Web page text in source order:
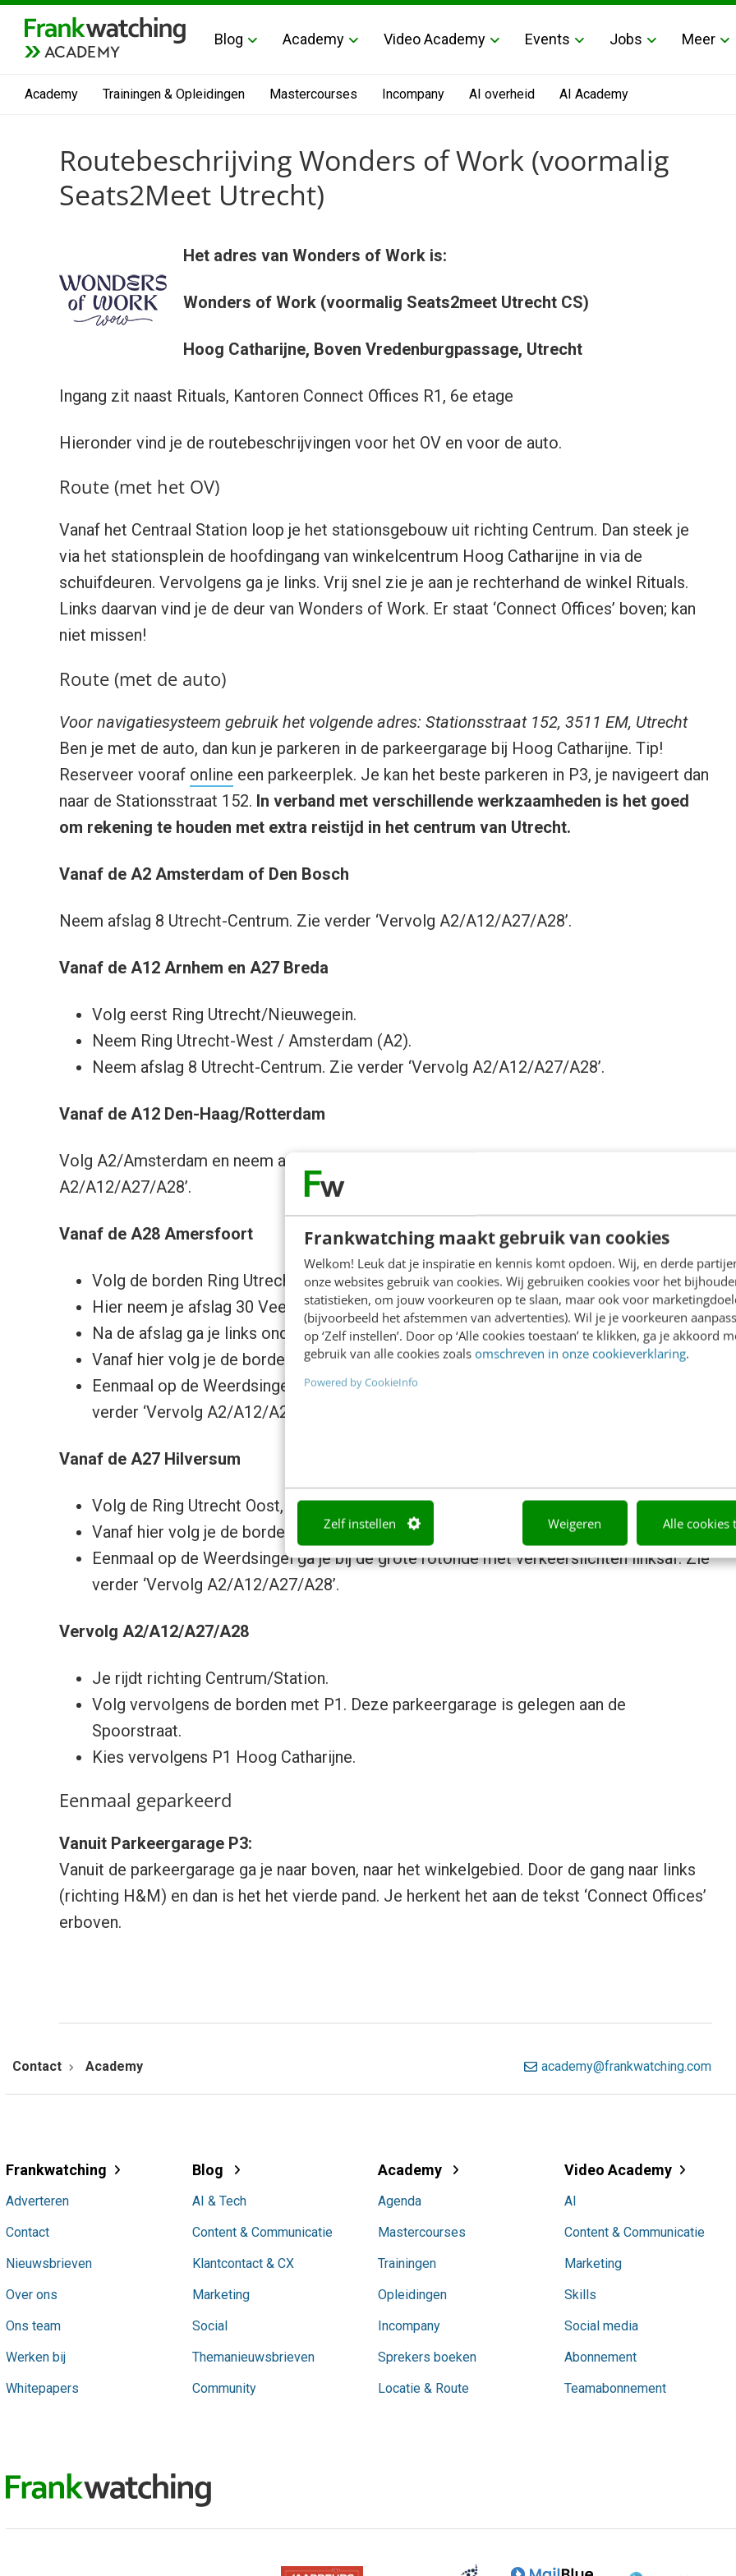
Frankwatching maakt gebruik van cookies
Welkom! Leuk dat je inspiratie en kennis komt opdoen. Wij, en derde
onze websites gebruik van cookies. Wij gebruiken cookies voor het
statistieken, om jouw voorkeuren op te slaan, maar ook voor
(bijvoorbeeld het afstemmen van advertenties). Wil je je voorkeuren
op ‘Zelf instellen’. Door op ‘Alle cookies toestaan’ te klikken, ga je akkoord
gebruik van alle cookies zoals omschreven in onze cookieverklaring.
Powered by CookieInfo
Zelf instellen Weigeren Alle cookies
ACADEMY
Blog Academy Video Academy Events Jobs Meer
Academy Trainingen & Opleidingen Mastercourses Incompany AI overheid AI Academy
Routebeschrijving Wonders of Work (voormalig
Seats2Meet Utrecht)
Het adres van Wonders of Work is:
Wonders of Work (voormalig Seats2meet Utrecht CS)
Hoog Catharijne, Boven Vredenburgpassage, Utrecht
Ingang zit naast Rituals, Kantoren Connect Offices R1, 6e etage
Hieronder vind je de routebeschrijvingen voor het OV en voor de auto.
Route (met het OV)
Vanaf het Centraal Station loop je het stationsgebouw uit richting Centrum. Dan steek je
via het stationsplein de hoofdingang van winkelcentrum Hoog Catharijne in via de
schuifdeuren. Vervolgens ga je links. Vrij snel zie je aan je rechterhand de winkel Rituals.
Links daarvan vind je de deur van Wonders of Work. Er staat ‘Connect Offices’ boven; kan
niet missen!
Route (met de auto)
Voor navigatiesysteem gebruik het volgende adres: Stationsstraat 152, 3511 EM, Utrecht
Ben je met de auto, dan kun je parkeren in de parkeergarage bij Hoog Catharijne. Tip!
Reserveer vooraf online een parkeerplek. Je kan het beste parkeren in P3, je navigeert dan
naar de Stationsstraat 152. In verband met verschillende werkzaamheden is het goed
om rekening te houden met extra reistijd in het centrum van Utrecht.
Vanaf de A2 Amsterdam of Den Bosch
Neem afslag 8 Utrecht-Centrum. Zie verder ‘Vervolg A2/A12/A27/A28’.
Vanaf de A12 Arnhem en A27 Breda
Volg eerst Ring Utrecht/Nieuwegein.
Neem Ring Utrecht-West / Amsterdam (A2).
Neem afslag 8 Utrecht-Centrum. Zie verder ‘Vervolg A2/A12/A27/A28’.
Vanaf de A12 Den-Haag/Rotterdam
Volg A2/Amsterdam en neem afslag 8 Utrecht Centrum. Zie verder ‘Vervolg
A2/A12/A27/A28’.
Vanaf de A28 Amersfoort
Volg de borden Ring Utrecht/Jaarbeurs (A27), daarna richting Utrecht-Noord.
Hier neem je afslag 30 Veemarkthallen.
Na de afslag ga je links onder de snelweg door.
Vanaf hier volg je de borden ‘Centrum’ en vervolgens de borden ‘Hoog Catharijne’.
Eenmaal op de Weerdsingel ga je bij de grote rotonde met verkeerslichten linksaf. Zie
verder ‘Vervolg A2/A12/A27/A28’.
Vanaf de A27 Hilversum
Volg de Ring Utrecht Oost, hier neem je afslag 30, Veemarkthallen.
Vanaf hier volg je de borden ‘Centrum’ en vervolgens de borden ‘Hoog Catharijne’.
Eenmaal op de Weerdsingel ga je bij de grote rotonde met verkeerslichten linksaf. Zie
verder ‘Vervolg A2/A12/A27/A28’.
Vervolg A2/A12/A27/A28
Je rijdt richting Centrum/Station.
Volg vervolgens de borden met P1. Deze parkeergarage is gelegen aan de
Spoorstraat.
Kies vervolgens P1 Hoog Catharijne.
Eenmaal geparkeerd
Vanuit Parkeergarage P3:
Vanuit de parkeergarage ga je naar boven, naar het winkelgebied. Door de gang naar links
(richting H&M) en dan is het het vierde pand. Je herkent het aan de tekst ‘Connect Offices’
erboven.
Contact Academy academy@frankwatching.com
Frankwatching
Adverteren
Contact
Nieuwsbrieven
Over ons
Ons team
Werken bij
Whitepapers
Blog
AI & Tech
Content & Communicatie
Klantcontact & CX
Marketing
Social
Themanieuwsbrieven
Community
Academy
Agenda
Mastercourses
Trainingen
Opleidingen
Incompany
Sprekers boeken
Locatie & Route
Video Academy
AI
Content & Communicatie
Marketing
Skills
Social media
Abonnement
Teamabonnement